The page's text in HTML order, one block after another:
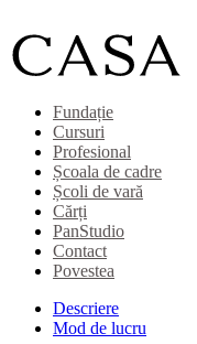
Fundație
Cursuri
Profesional
Școala de cadre
Școli de vară
Cărți
PanStudio
Contact
Povestea
Descriere
Mod de lucru